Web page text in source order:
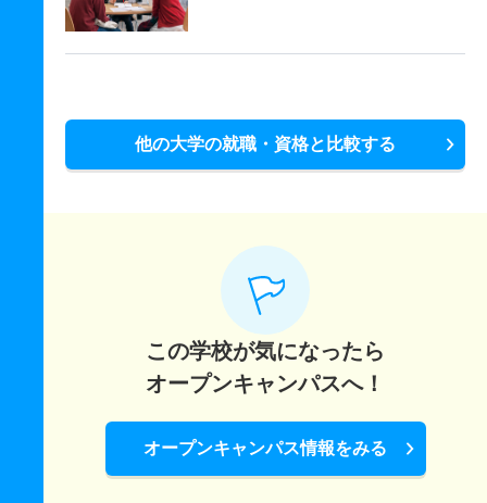
他の大学の就職・資格と比較する
この学校が気になったら
オープンキャンパスへ！
オープンキャンパス情報をみる